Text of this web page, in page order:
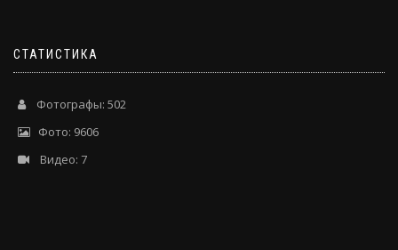
СТАТИСТИКА
Фотографы: 502
Фото: 9606
Видео: 7